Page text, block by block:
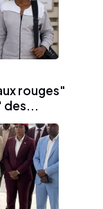
rouges"
des...